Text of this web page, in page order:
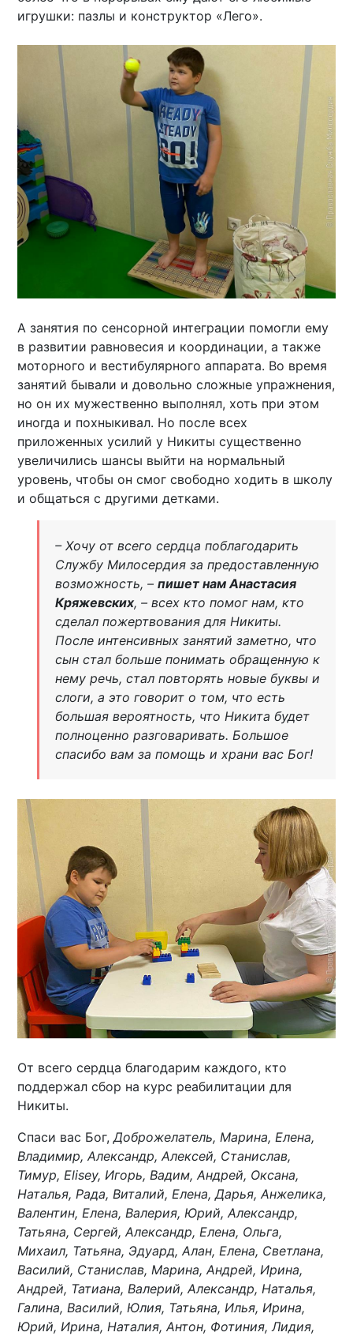
игрушки: пазлы и конструктор «Лего».
А занятия по сенсорной интеграции помогли ему
в развитии равновесия и координации, а также
моторного и вестибулярного аппарата. Во время
занятий бывали и довольно сложные упражнения,
но он их мужественно выполнял, хоть при этом
иногда и похныкивал. Но после всех
приложенных усилий у Никиты существенно
увеличились шансы выйти на нормальный
уровень, чтобы он смог свободно ходить в школу
и общаться с другими детками.
– Хочу от всего сердца поблагодарить
Службу Милосердия за предоставленную
возможность, – пишет нам Анастасия
Кряжевских, – всех кто помог нам, кто
сделал пожертвования для Никиты.
После интенсивных занятий заметно, что
сын стал больше понимать обращенную к
нему речь, стал повторять новые буквы и
слоги, а это говорит о том, что есть
большая вероятность, что Никита будет
полноценно разговаривать. Большое
спасибо вам за помощь и храни вас Бог!
От всего сердца благодарим каждого, кто
поддержал сбор на курс реабилитации для
Никиты.
Спаси вас Бог,Доброжелатель, Марина, Елена,
Владимир, Александр, Алексей, Станислав,
Тимур, Elisey, Игорь, Вадим, Андрей, Оксана,
Наталья, Рада, Виталий, Елена, Дарья, Анжелика,
Валентин, Елена, Валерия, Юрий, Александр,
Татьяна, Сергей, Александр, Елена, Ольга,
Михаил, Татьяна, Эдуард, Алан, Елена, Светлана,
Василий, Станислав, Марина, Андрей, Ирина,
Андрей, Татиана, Валерий, Александр, Наталья,
Галина, Василий, Юлия, Татьяна, Илья, Ирина,
Юрий, Ирина, Наталия, Антон, Фотиния, Лидия,